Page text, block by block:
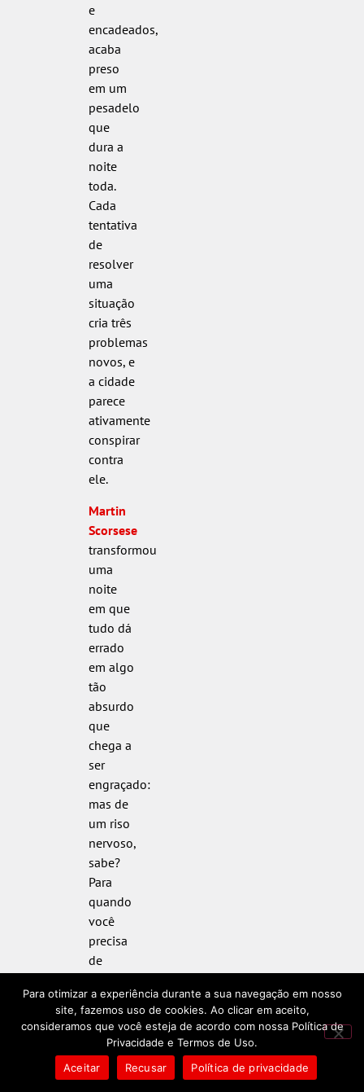
e
encadeados,
acaba
preso
em um
pesadelo
que
dura a
noite
toda.
Cada
tentativa
de
resolver
uma
situação
cria três
problemas
novos, e
a cidade
parece
ativamente
conspirar
contra
ele.
Martin
Scorsese
transformou
uma
noite
em que
tudo dá
errado
em algo
tão
absurdo
que
chega a
ser
engraçado:
mas de
um riso
nervoso,
sabe?
Para
quando
você
precisa
de
passando
por uma
situação
ainda
mais
Para otimizar a experiência durante a sua navegação em nosso
site, fazemos uso de cookies. Ao clicar em aceito,
consideramos que você esteja de acordo com nossa Política de
Privacidade e Termos de Uso.
Aceitar
Recusar Política de privacidade